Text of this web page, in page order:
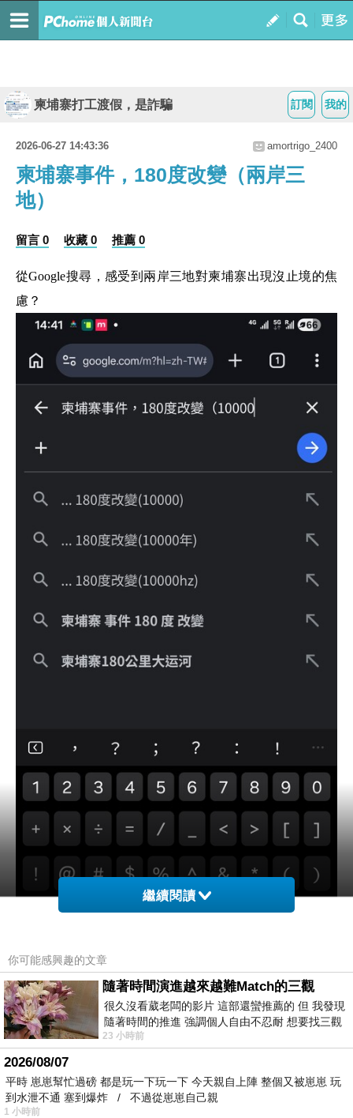
我的
訂閱
柬埔寨打工渡假，是詐騙
2026-06-27 14:43:36 amortrigo_2400
柬埔寨事件，180度改變（兩岸三
地）
留言 0 收藏 0 推薦 0
從Google搜尋，感受到兩岸三地對柬埔寨出現沒止境的焦
慮？
繼續閱讀
你可能感興趣的文章
隨著時間演進越來越難Match的三觀
很久沒看葳老闆的影片 這部還蠻推薦的 但 我發現
隨著時間的推進 強調個人自由不忍耐 想要找三觀
接近的不要說對象 連朋友都超
23 小時前
2026/08/07
平時 崽崽幫忙過磅 都是玩一下玩一下 今天親自上陣 整個又被崽崽 玩
到水泄不通 塞到爆炸 / 不過從崽崽自己親
1 小時前